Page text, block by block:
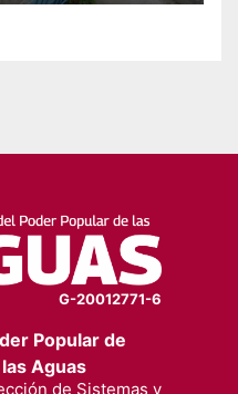
G-20012771-6
Popular de
Aguas
de Sistemas y